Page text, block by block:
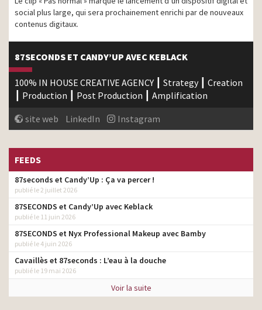
social plus large, qui sera prochainement enrichi par de nouveaux
contenus digitaux.
87SECONDS ET CANDY’UP AVEC KEBLACK
100% IN HOUSE CREATIVE AGENCY ┃ Strategy ┃ Creation
┃ Production ┃ Post Production ┃ Amplification
site web
LinkedIn Instagram
FEEDS
87seconds et Candy’Up : Ça va percer !
publié le 2 juillet 2026
87SECONDS et Candy’Up avec Keblack
publié le 11 juin 2026
87SECONDS et Nyx Professional Makeup avec Bamby
publié le 4 juin 2026
Cavaillès et 87seconds : L’eau à la douche
publié le 19 mai 2026
Voir la suite